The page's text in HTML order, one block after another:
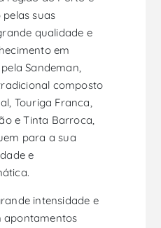
suas
qualidade e
em
Sandeman,
composto
Touriga Franca,
e Tinta Barroca,
para a sua
e
intensidade e
apontamentos